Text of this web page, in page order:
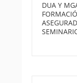
DUA Y